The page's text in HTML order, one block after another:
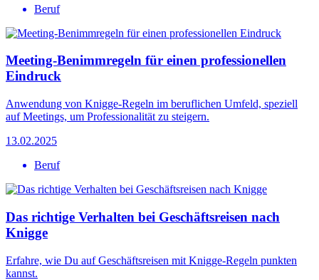
Beruf
Meeting-Benimmregeln für einen professionellen
Eindruck
Anwendung von Knigge-Regeln im beruflichen Umfeld, speziell
auf Meetings, um Professionalität zu steigern.
13.02.2025
Beruf
Das richtige Verhalten bei Geschäftsreisen nach
Knigge
Erfahre, wie Du auf Geschäftsreisen mit Knigge-Regeln punkten
kannst.